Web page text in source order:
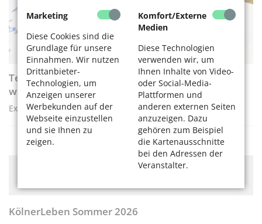
Marketing
Diese Cookies sind die
Grundlage für unsere
Einnahmen. Wir nutzen
Drittanbieter-
Technologien, um
Anzeigen unserer
Werbekunden auf der
Webseite einzustellen
und sie Ihnen zu
zeigen.
Komfort/Externe
Medien
Diese Technologien
verwenden wir, um
Ihnen Inhalte von Video-
oder Social-Media-
Plattformen und
anderen externen Seiten
anzuzeigen. Dazu
gehören zum Beispiel
die Kartenausschnitte
bei den Adressen der
Veranstalter.
Testament: Das sollten Sie über das Erbrecht
wissen
Expertentipps und ein einfaches Rechenbeispiel
Hier könnte Werbung stehen, mit der wir uns
KölnerLeben Sommer 2026